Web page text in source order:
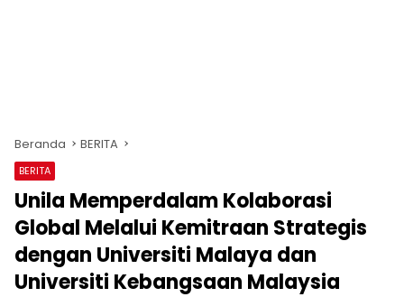
Beranda BERITA
BERITA
Unila Memperdalam Kolaborasi
Global Melalui Kemitraan Strategis
dengan Universiti Malaya dan
Universiti Kebangsaan Malaysia